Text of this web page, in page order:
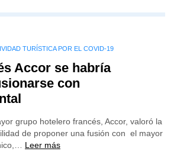
TURÍSTICA POR EL COVID-19
Accor se habría
con
grupo hotelero francés, Accor, valoró la
de proponer una fusión con el mayor
Leer más